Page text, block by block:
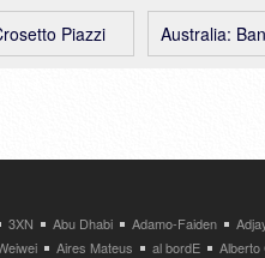
Australia:
Piazzi
3XN Abu Dhabi Adamo-Faiden
Aires Mateus al bordE
Alberto